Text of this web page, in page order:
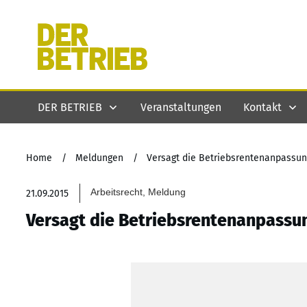
DER BETRIEB Veranstaltungen Kontakt
Home / Meldungen / Versagt die
21.09.2015 Arbeitsrecht, Meldung
Versagt die